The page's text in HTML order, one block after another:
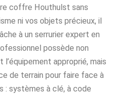
coffre Houthulst sans
ni vos objets précieux, il
à un serrurier expert en
possède non
approprié, mais
de terrain pour faire face à
: systèmes à clé, à code